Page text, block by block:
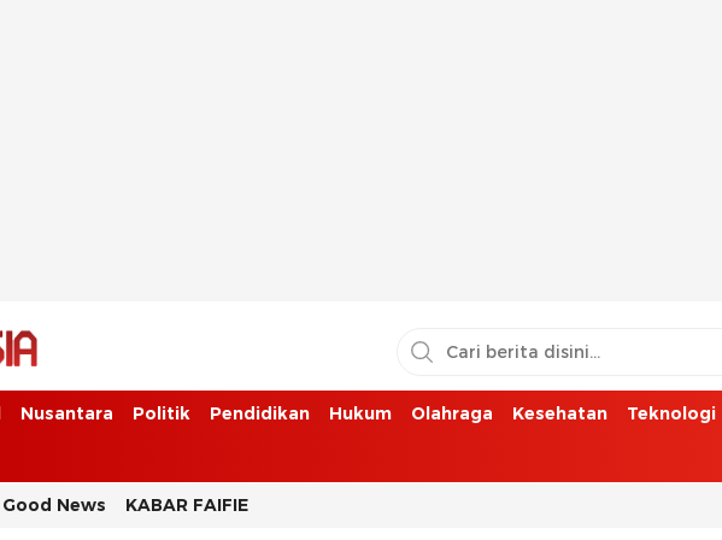
Nusantara Politik Pendidikan Hukum Olahraga Kesehatan Teknologi
Good News KABAR FAIFIE